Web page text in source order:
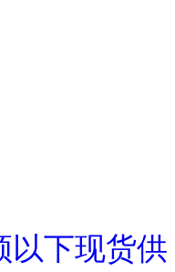
以下现货供